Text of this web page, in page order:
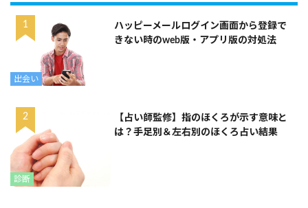
出会い
ハッピーメールログイン画面から登録で
きない時のweb版・アプリ版の対処法
診断
【占い師監修】指のほくろが示す意味と
は？手足別＆左右別のほくろ占い結果